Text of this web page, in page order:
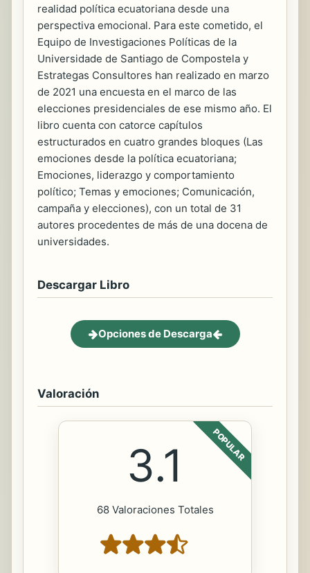
realidad política ecuatoriana desde una
perspectiva emocional. Para este cometido, el
Equipo de Investigaciones Políticas de la
Universidade de Santiago de Compostela y
Estrategas Consultores han realizado en marzo
de 2021 una encuesta en el marco de las
elecciones presidenciales de ese mismo año. El
libro cuenta con catorce capítulos
estructurados en cuatro grandes bloques (Las
emociones desde la política ecuatoriana;
Emociones, liderazgo y comportamiento
político; Temas y emociones; Comunicación,
campaña y elecciones), con un total de 31
autores procedentes de más de una docena de
universidades.
Descargar Libro
Opciones de Descarga
Valoración
POPULAR
3.1
68 Valoraciones Totales